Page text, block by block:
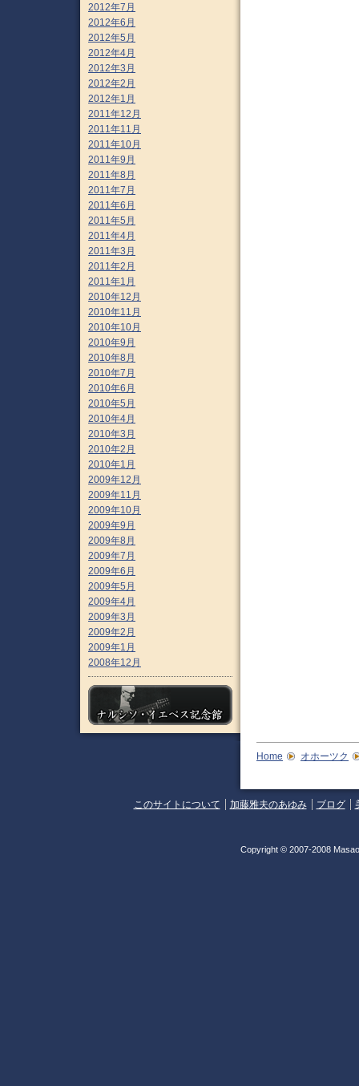
2012年7月
2012年6月
2012年5月
2012年4月
2012年3月
2012年2月
2012年1月
2011年12月
2011年11月
2011年10月
2011年9月
2011年8月
2011年7月
2011年6月
2011年5月
2011年4月
2011年3月
2011年2月
2011年1月
2010年12月
2010年11月
2010年10月
2010年9月
2010年8月
2010年7月
2010年6月
2010年5月
2010年4月
2010年3月
2010年2月
2010年1月
2009年12月
2009年11月
2009年10月
2009年9月
2009年8月
2009年7月
2009年6月
2009年5月
2009年4月
2009年3月
2009年2月
2009年1月
2008年12月
Home オホーツク
このサイトについて 加藤雅夫のあゆみ ブログ
Copyright © 2007-2008